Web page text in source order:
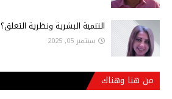
التنمية البشرية ونظرية التعلق؟
سبتمبر 05, 2025
من هنا وهناك